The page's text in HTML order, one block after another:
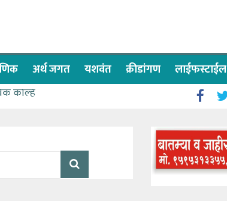
अर्थ जगत यशवंत क्रीडांगण लाईफस्टाईल
कोल्हे
भाविकांनी घेतले ओम गुरूदेव माऊलींचे दर्शन
मदतीचा हात
द्यावे -आमदार कोल्हे